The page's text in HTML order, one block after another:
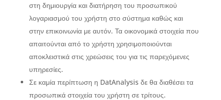
στη δημιουργία και διατήρηση του προσωπικού
λογαριασμού του χρήστη στο σύστημα καθώς και
στην επικοινωνία με αυτόν. Τα οικονομικά στοιχεία που
απαιτούνται από το χρήστη χρησιμοποιούνται
αποκλειστικά στις χρεώσεις του για τις παρεχόμενες
υπηρεσίες.
Σε καμία περίπτωση η DatAnalysis δε θα διαθέσει τα
προσωπικά στοιχεία του χρήστη σε τρίτους.